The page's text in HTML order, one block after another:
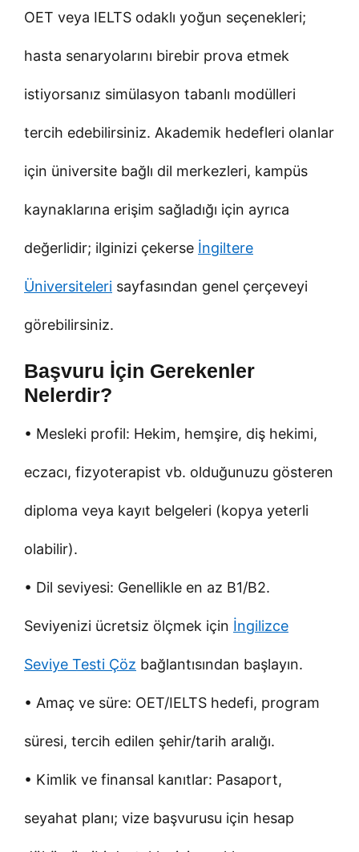
OET veya IELTS odaklı yoğun seçenekleri;
hasta senaryolarını birebir prova etmek
istiyorsanız simülasyon tabanlı modülleri
tercih edebilirsiniz. Akademik hedefleri olanlar
için üniversite bağlı dil merkezleri, kampüs
kaynaklarına erişim sağladığı için ayrıca
değerlidir; ilginizi çekerse İngiltere
Üniversiteleri sayfasından genel çerçeveyi
görebilirsiniz.
Başvuru İçin Gerekenler
Nelerdir?
• Mesleki profil: Hekim, hemşire, diş hekimi,
eczacı, fizyoterapist vb. olduğunuzu gösteren
diploma veya kayıt belgeleri (kopya yeterli
olabilir).
• Dil seviyesi: Genellikle en az B1/B2.
Seviyenizi ücretsiz ölçmek için İngilizce
Seviye Testi Çöz bağlantısından başlayın.
• Amaç ve süre: OET/IELTS hedefi, program
süresi, tercih edilen şehir/tarih aralığı.
• Kimlik ve finansal kanıtlar: Pasaport,
seyahat planı; vize başvurusu için hesap